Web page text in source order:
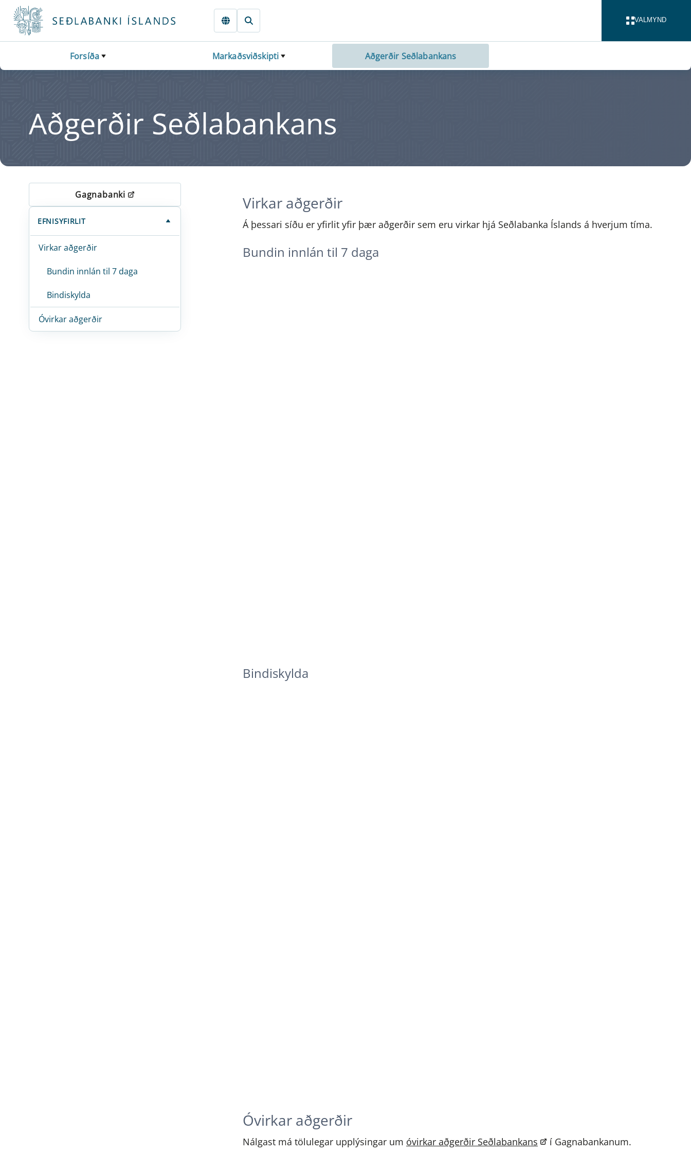
Fara beint í Meginmál
VALMYND
Forsíða Markaðsviðskipti Aðgerðir Seðlabankans
Aðgerðir Seðlab­an­k­ans
Gagnabanki
EFNISYFIRLIT
Virkar aðgerðir
Bundin innlán til 7 daga
Bindiskylda
Óvirkar aðgerðir
Virkar aðgerðir
Á þessari síðu er yfirlit yfir þær aðgerðir sem eru virkar hjá Seðlabanka Íslands á hverjum tíma.
Bundin innlán til 7 daga
Bindiskylda
Óvirkar aðgerðir
Nálgast má tölulegar upplýsingar um óvirkar aðgerðir Seðlabankans í Gagnabankanum.